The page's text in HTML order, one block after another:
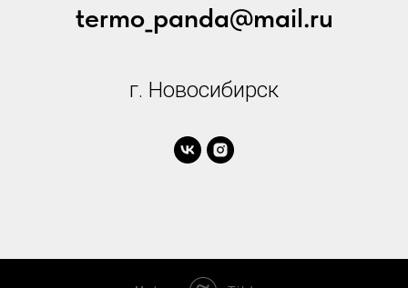
termo_panda@mail.ru
г. Новосибирск